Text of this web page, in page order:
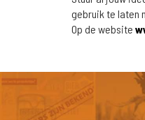
gebruik te laten
Op de website